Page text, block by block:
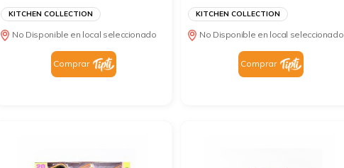
KITCHEN COLLECTION
No Disponible en local seleccionado
Comprar
KITCHEN COLLECTION
No Disponible en local seleccionado
Comprar